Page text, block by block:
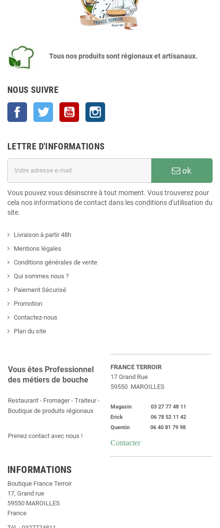
Tous nos produits sont régionaux et artisanaux.
NOUS SUIVRE
Facebook Twitter YouTube
LETTRE D'INFORMATIONS
ok
Vous pouvez vous désinscrire à tout moment. Vous trouverez pour
cela nos informations de contact dans les conditions d'utilisation du
site.
Livraison à partir 48h
Mentions légales
Conditions générales de vente
Qui sommes nous ?
Paiement Sécurisé
Promotion
Contactez-nous
Plan du site
Vous êtes Professionnel
des métiers de bouche
Restaurant - Fromager - Traiteur -
Boutique de produits régionaux
Prenez contact avec nous !
FRANCE TERROIR
17 Grand Rue
59550 MAROILLES
Magasin 03 27 77 48 11
Erick 06 78 52 11 42
Quentin 06 40 81 79 98
Contacter
INFORMATIONS
Boutique France Terroir
17, Grand rue
59550 MAROILLES
France